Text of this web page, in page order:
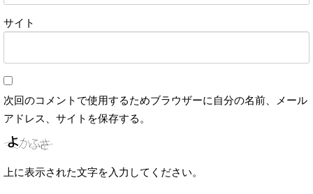
サイト
次回のコメントで使用するためブラウザーに自分の名前、メール
アドレス、サイトを保存する。
上に表示された文字を入力してください。